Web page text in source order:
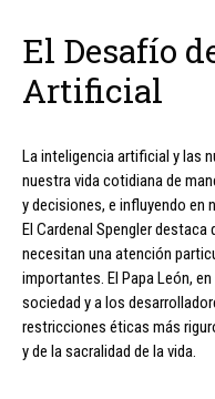
El Desafío
Artificial
La inteligencia artificial y las
nuestra vida cotidiana de
y decisiones, e influyendo en
El Cardenal Spengler
necesitan una atención
importantes. El Papa León,
sociedad y a los
restricciones éticas más
y de la sacralidad de la vida.